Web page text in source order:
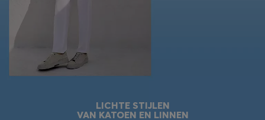
LICHTE STIJLEN
VAN KATOEN EN LINNEN